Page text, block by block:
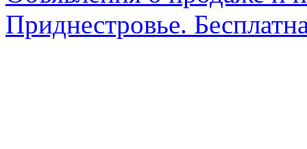
Приднестровье.